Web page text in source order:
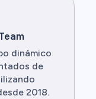
dinámico
de
2018.